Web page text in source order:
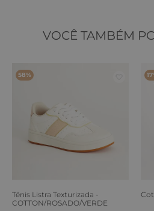
VOCÊ TAMBÉM
58%
Tênis Listra Texturizada -
COTTON/ROSADO/VERDE